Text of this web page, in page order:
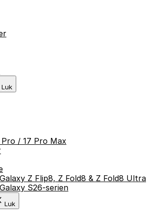
Luk
Pro / 17 Pro Max
Z Flip8, Z Fold8 & Z Fold8 Ultra
S26-serien
Luk